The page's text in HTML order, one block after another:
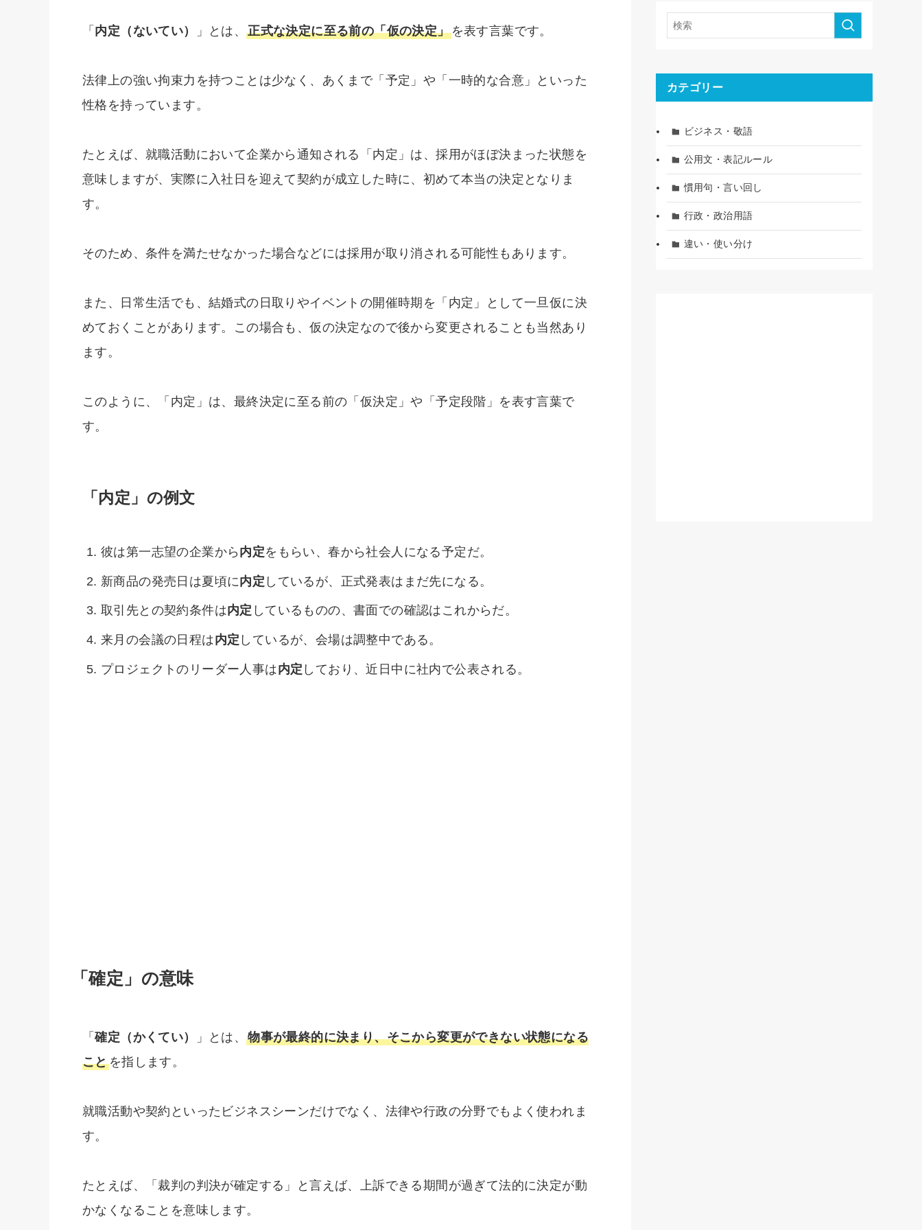
「 内定（ないてい） 」とは、正式な決定に至る前の「仮の決定」を表す言葉です。
法律上の強い拘束力を持つことは少なく、あくまで「予定」や「一時的な合意」といった
性格を持っています。
たとえば、就職活動において企業から通知される「内定」は、採用がほぼ決まった状態を
意味しますが、実際に入社日を迎えて契約が成立した時に、初めて本当の決定となりま
す。
そのため、条件を満たせなかった場合などには採用が取り消される可能性もあります。
また、日常生活でも、結婚式の日取りやイベントの開催時期を「内定」として一旦仮に決
めておくことがあります。この場合も、仮の決定なので後から変更されることも当然あり
ます。
このように、「内定」は、最終決定に至る前の「仮決定」や「予定段階」を表す言葉で
す。
「内定」の例文
彼は第一志望の企業から 内定をもらい、春から社会人になる予定だ。
新商品の発売日は夏頃に内定 しているが、正式発表はまだ先になる。
取引先との契約条件は内定 しているものの、書面での確認はこれからだ。
来月の会議の日程は内定 しているが、会場は調整中である。
プロジェクトのリーダー人事は内定 しており、近日中に社内で公表される。
「確定」の意味
「確定（かくてい） 」とは、物事が最終的に決まり、そこから変更ができない状態になる
ことを指します。
就職活動や契約といったビジネスシーンだけでなく、法律や行政の分野でもよく使われま
す。
たとえば、「裁判の判決が確定する」と言えば、上訴できる期間が過ぎて法的に決定が動
かなくなることを意味します。
カテゴリー
ビジネス・敬語
公用文・表記ルール
慣用句・言い回し
行政・政治用語
違い・使い分け